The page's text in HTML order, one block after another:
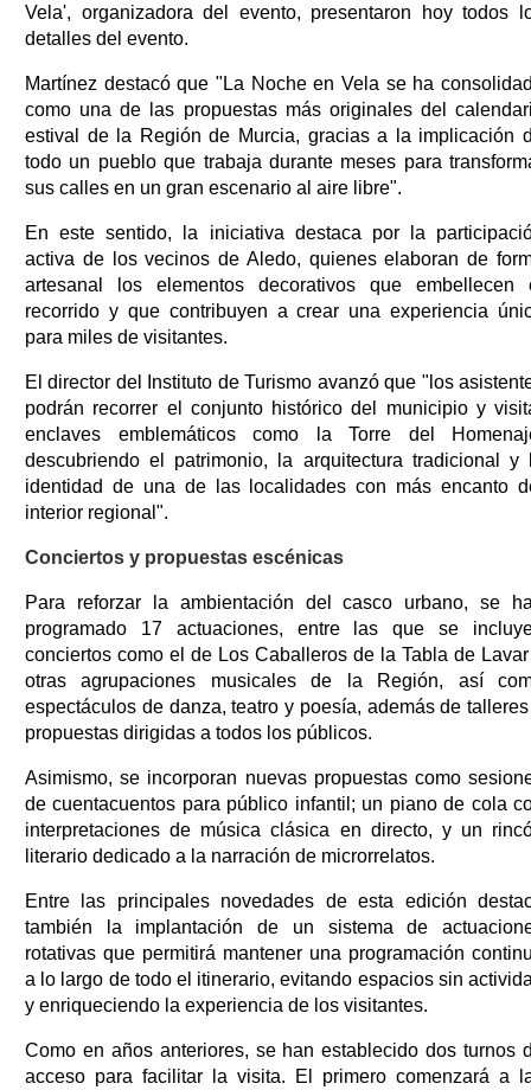
Vela', organizadora del evento, presentaron hoy todos
detalles del evento.
Martínez destacó que "La Noche en Vela se ha
como una de las propuestas más originales del
estival de la Región de Murcia, gracias a la implicación
todo un pueblo que trabaja durante meses para
sus calles en un gran escenario al aire libre".
En este sentido, la iniciativa destaca por la
activa de los vecinos de Aledo, quienes elaboran de
artesanal los elementos decorativos que embellecen
recorrido y que contribuyen a crear una experiencia
para miles de visitantes.
El director del Instituto de Turismo avanzó que "los
podrán recorrer el conjunto histórico del municipio y
enclaves emblemáticos como la Torre del
descubriendo el patrimonio, la arquitectura tradicional y
identidad de una de las localidades con más encanto
interior regional".
Conciertos y propuestas escénicas
Para reforzar la ambientación del casco urbano, se
programado 17 actuaciones, entre las que se
conciertos como el de Los Caballeros de la Tabla de
otras agrupaciones musicales de la Región, así
espectáculos de danza, teatro y poesía, además de
propuestas dirigidas a todos los públicos.
Asimismo, se incorporan nuevas propuestas como
de cuentacuentos para público infantil; un piano de cola
interpretaciones de música clásica en directo, y un
literario dedicado a la narración de microrrelatos.
Entre las principales novedades de esta edición
también la implantación de un sistema de
rotativas que permitirá mantener una programación
a lo largo de todo el itinerario, evitando espacios sin
y enriqueciendo la experiencia de los visitantes.
Como en años anteriores, se han establecido dos turnos
acceso para facilitar la visita. El primero comenzará a